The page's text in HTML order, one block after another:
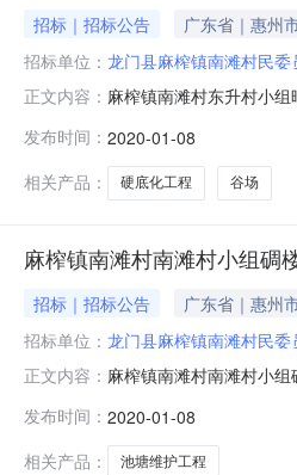
招标｜招标公告 广东省｜惠州
招标单位： 龙门县麻榨镇南滩村民委
正文内容： 麻榨镇南滩村东升村小
直接发包工程概况1、工
造价：130917.37元人民
发布时间： 2020-01-08
相关产品：
硬底化工程 谷场
麻榨镇南滩村南滩村小组碉
招标｜招标公告 广东省｜惠州
招标单位： 龙门县麻榨镇南滩村民委
正文内容： 麻榨镇南滩村南滩村小
直接发包工程概况1、工
造价：74994.38元人民币
发布时间： 2020-01-08
相关产品：
池塘维护工程